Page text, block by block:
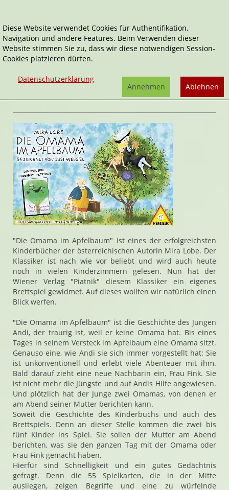
Home Spiele Die Omama im Apfelbaum
Die Omama im Apfelbaum
Kattnig,Klemens Franz
Rezension von Janett Cernohuby | 31. März 2016
"Die Omama im Apfelbaum" ist eines der erfolgreichsten
Kinderbücher der österreichischen Autorin Mira Lobe. Der
Klassiker ist nach wie vor beliebt und wird auch heute
noch in vielen Kinderzimmern gelesen. Nun hat der
Wiener Verlag "Piatnik" diesem Klassiker ein eigenes
Brettspiel gewidmet. Auf dieses wollten wir natürlich einen
Blick werfen.
"Die Omama im Apfelbaum" ist die Geschichte des Jungen
Andi, der traurig ist, weil er keine Omama hat. Bis eines
Tages in seinem Versteck im Apfelbaum eine Omama sitzt.
Genauso eine, wie Andi sie sich immer vorgestellt hat: Sie
ist unkonventionell und erlebt viele Abenteuer mit ihm.
Bald darauf zieht eine neue Nachbarin ein, Frau Fink. Sie
ist nicht mehr die Jüngste und auf Andis Hilfe angewiesen.
Und plötzlich hat der Junge zwei Omamas, von denen er
am Abend seiner Mutter berichten kann.
Soweit die Geschichte des Kinderbuchs und auch des
Brettspiels. Denn an dieser Stelle kommen die zwei bis
fünf Kinder ins Spiel. Sie sollen der Mutter am Abend
berichten, was sie den ganzen Tag mit der Omama oder
Frau Fink gemacht haben.
Hierfür sind Schnelligkeit und ein gutes Gedächtnis
gefragt. Denn die 55 Spielkarten, die in der Mitte
ausliegen, zeigen Begriffe und eine zu würfelnde
Diese Website verwendet Cookies für Authentifikation,
Navigation und andere Features. Beim Verwenden dieser
Website stimmen Sie zu, dass wir diese notwendigen Session-
Cookies platzieren dürfen.
Datenschutzerklärung
Ablehnen
Annehmen